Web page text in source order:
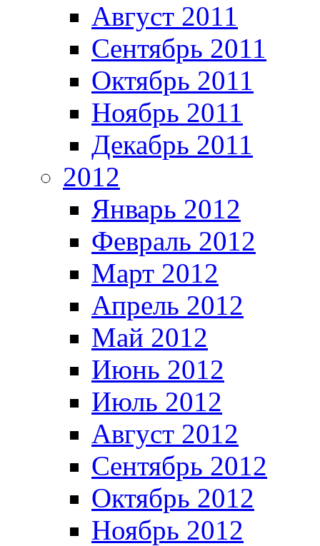
Август 2011
Сентябрь 2011
Октябрь 2011
Ноябрь 2011
Декабрь 2011
2012
Январь 2012
Февраль 2012
Март 2012
Апрель 2012
Май 2012
Июнь 2012
Июль 2012
Август 2012
Сентябрь 2012
Октябрь 2012
Ноябрь 2012